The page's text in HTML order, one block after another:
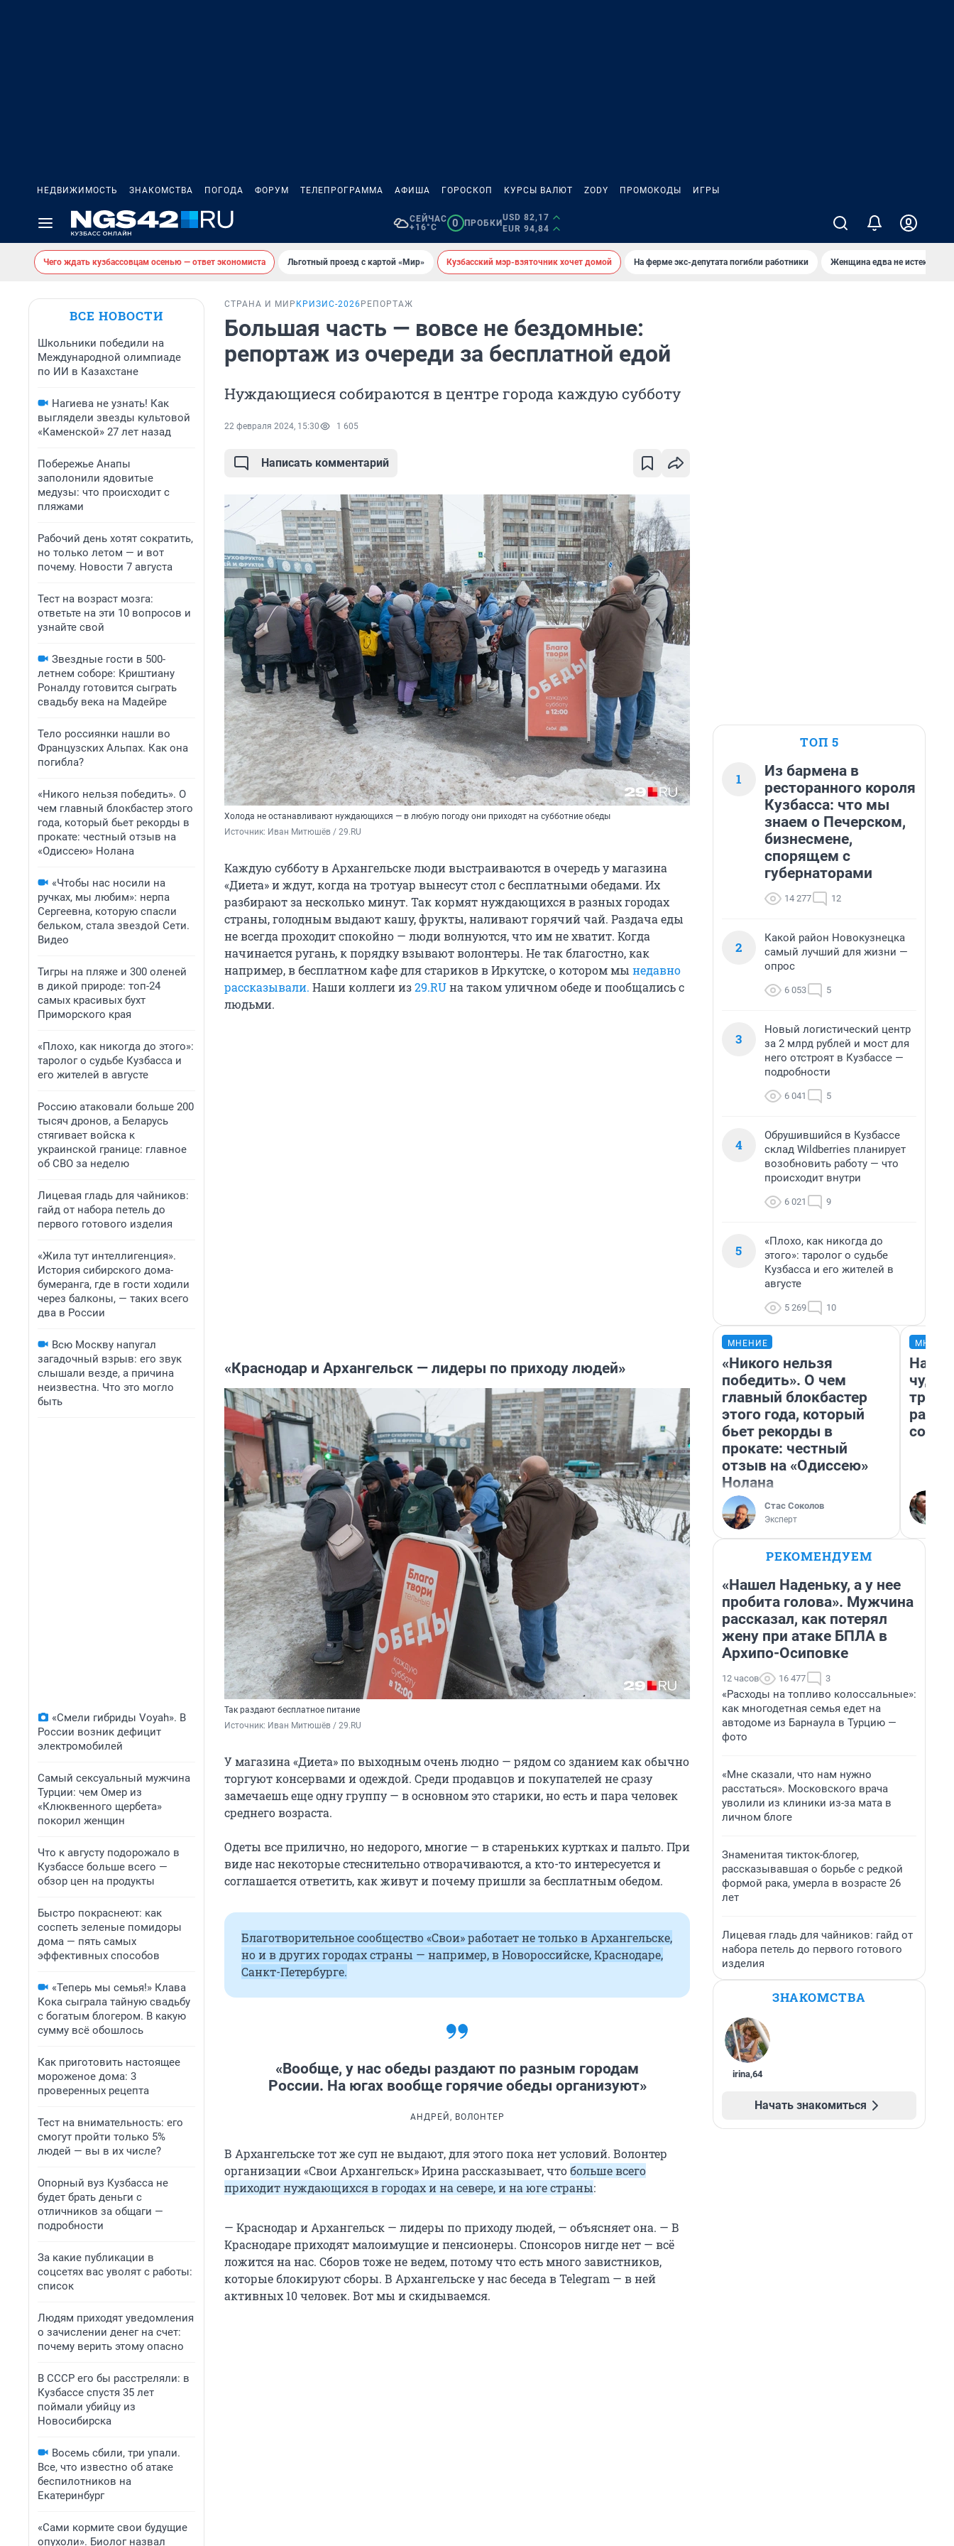
НЕДВИЖИМОСТЬ ЗНАКОМСТВА ПОГОДА ФОРУМ ТЕЛЕПРОГРАММА АФИША ГОРОСКОП КУРСЫ ВАЛЮТ ZODY ПРОМОКОДЫ ИГРЫ
СЕЙЧАС
+16°C
0 ПРОБКИ
USD 82,17
EUR 94,84
Чего ждать кузбассовцам осенью — ответ экономиста Льготный проезд с картой «Мир» Кузбасский мэр-взяточник хочет домой На ферме экс-депутата погибли работники Женщина едва не истекла
ВСЕ НОВОСТИ
Школьники победили на
Международной олимпиаде
по ИИ в Казахстане
Нагиева не узнать! Как
выглядели звезды культовой
«Каменской» 27 лет назад
Побережье Анапы
заполонили ядовитые
медузы: что происходит с
пляжами
Рабочий день хотят сократить,
но только летом — и вот
почему. Новости 7 августа
Тест на возраст мозга:
ответьте на эти 10 вопросов и
узнайте свой
Звездные гости в 500-
летнем соборе: Криштиану
Роналду готовится сыграть
свадьбу века на Мадейре
Тело россиянки нашли во
Французских Альпах. Как она
погибла?
«Никого нельзя победить». О
чем главный блокбастер этого
года, который бьет рекорды в
прокате: честный отзыв на
«Одиссею» Нолана
«Чтобы нас носили на
ручках, мы любим»: нерпа
Сергеевна, которую спасли
бельком, стала звездой Сети.
Видео
Тигры на пляже и 300 оленей
в дикой природе: топ-24
самых красивых бухт
Приморского края
«Плохо, как никогда до этого»:
таролог о судьбе Кузбасса и
его жителей в августе
Россию атаковали больше 200
тысяч дронов, а Беларусь
стягивает войска к
украинской границе: главное
об СВО за неделю
Лицевая гладь для чайников:
гайд от набора петель до
первого готового изделия
«Жила тут интеллигенция».
История сибирского дома-
бумеранга, где в гости ходили
через балконы, — таких всего
два в России
Всю Москву напугал
загадочный взрыв: его звук
слышали везде, а причина
неизвестна. Что это могло
быть
«Смели гибриды Voyah». В
России возник дефицит
электромобилей
Самый сексуальный мужчина
Турции: чем Омер из
«Клюквенного щербета»
покорил женщин
Что к августу подорожало в
Кузбассе больше всего —
обзор цен на продукты
Быстро покраснеют: как
соспеть зеленые помидоры
дома — пять самых
эффективных способов
«Теперь мы семья!» Клава
Кока сыграла тайную свадьбу
с богатым блогером. В какую
сумму всё обошлось
Как приготовить настоящее
мороженое дома: 3
проверенных рецепта
Тест на внимательность: его
смогут пройти только 5%
людей — вы в их числе?
Опорный вуз Кузбасса не
будет брать деньги с
отличников за общаги —
подробности
За какие публикации в
соцсетях вас уволят с работы:
список
Людям приходят уведомления
о зачислении денег на счет:
почему верить этому опасно
В СССР его бы расстреляли: в
Кузбассе спустя 35 лет
поймали убийцу из
Новосибирска
Восемь сбили, три упали.
Все, что известно об атаке
беспилотников на
Екатеринбург
«Сами кормите свои будущие
опухоли». Биолог назвал
СТРАНА И МИР КРИЗИС-2026 РЕПОРТАЖ
Большая часть — вовсе не бездомные:
репортаж из очереди за бесплатной едой
Нуждающиеся собираются в центре города каждую субботу
22 февраля 2024, 15:30 1 605
Написать комментарий
Холода не останавливают нуждающихся — в любую погоду они приходят на субботние обеды
Источник: Иван Митюшёв / 29.RU
Каждую субботу в Архангельске люди выстраиваются в очередь у магазина
«Диета» и ждут, когда на тротуар вынесут стол с бесплатными обедами. Их
разбирают за несколько минут. Так кормят нуждающихся в разных городах
страны, голодным выдают кашу, фрукты, наливают горячий чай. Раздача еды
не всегда проходит спокойно — люди волнуются, что им не хватит. Когда
начинается ругань, к порядку взывают волонтеры. Не так благостно, как
например, в бесплатном кафе для стариков в Иркутске, о котором мы недавно
рассказывали. Наши коллеги из29.RUна таком уличном обеде и пообщались с
людьми.
«Краснодар и Архангельск — лидеры по приходу людей»
Так раздают бесплатное питание
Источник: Иван Митюшёв / 29.RU
У магазина «Диета» по выходным очень людно — рядом со зданием как обычно
торгуют консервами и одеждой. Среди продавцов и покупателей не сразу
замечаешь еще одну группу — в основном это старики, но есть и пара человек
среднего возраста.
Одеты все прилично, но недорого, многие — в стареньких куртках и пальто. При
виде нас некоторые стеснительно отворачиваются, а кто-то интересуется и
соглашается ответить, как живут и почему пришли за бесплатным обедом.
Благотворительное сообщество «Свои» работает не только в Архангельске,
но и в других городах страны — например, в Новороссийске, Краснодаре,
Санкт-Петербурге.
«Вообще, у нас обеды раздают по разным городам
России. На югах вообще горячие обеды организуют»
АНДРЕЙ, ВОЛОНТЕР
В Архангельске тот же суп не выдают, для этого пока нет условий. Волонтер
организации «Свои Архангельск» Ирина рассказывает, чтобольше всего
приходит нуждающихся в городах и на севере, и на юге страны:
— Краснодар и Архангельск — лидеры по приходу людей, — объясняет она. — В
Краснодаре приходят малоимущие и пенсионеры. Спонсоров нигде нет — всё
ложится на нас. Сборов тоже не ведем, потому что есть много завистников,
которые блокируют сборы. В Архангельске у нас беседа в Telegram — в ней
активных 10 человек. Вот мы и скидываемся.
ТОП 5
1
Из бармена в
ресторанного короля
Кузбасса: что мы
знаем о Печерском,
бизнесмене,
спорящем с
губернаторами
14 277 12
2
Какой район Новокузнецка
самый лучший для жизни —
опрос
6 053 5
3
Новый логистический центр
за 2 млрд рублей и мост для
него отстроят в Кузбассе —
подробности
6 041 5
4
Обрушившийся в Кузбассе
склад Wildberries планирует
возобновить работу — что
происходит внутри
6 021 9
5
«Плохо, как никогда до
этого»: таролог о судьбе
Кузбасса и его жителей в
августе
5 269 10
МНЕНИЕ
«Никого нельзя
победить». О чем
главный блокбастер
этого года, который
бьет рекорды в
прокате: честный
отзыв на «Одиссею»
Нолана
Стас Соколов
Эксперт
РЕКОМЕНДУЕМ
«Нашел Наденьку, а у нее
пробита голова». Мужчина
рассказал, как потерял
жену при атаке БПЛА в
Архипо-Осиповке
12 часов 16 477 3
«Расходы на топливо колоссальные»:
как многодетная семья едет на
автодоме из Барнаула в Турцию —
фото
«Мне сказали, что нам нужно
расстаться». Московского врача
уволили из клиники из-за мата в
личном блоге
Знаменитая тикток-блогер,
рассказывавшая о борьбе с редкой
формой рака, умерла в возрасте 26
лет
Лицевая гладь для чайников: гайд от
набора петель до первого готового
изделия
ЗНАКОМСТВА
irina,64
Начать знакомиться